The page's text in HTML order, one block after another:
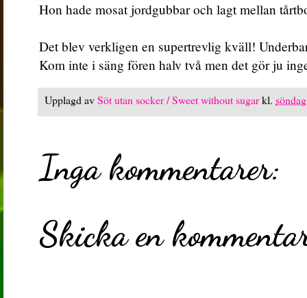
Hon hade mosat jordgubbar och lagt mellan
Det blev verkligen en supertrevlig kväll!
Kom inte i säng fören halv två men det gör ju
Upplagd avSöt utan socker / Sweet without sugarkl.
Inga kommentarer:
Skicka en